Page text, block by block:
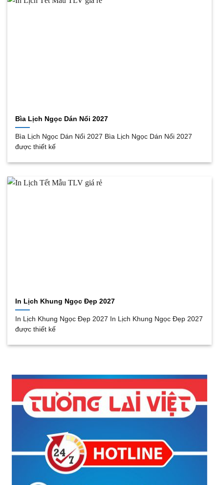
Bìa Lịch Ngọc Dán Nổi 2027
Bìa Lịch Ngọc Dán Nổi 2027 Bìa Lịch Ngọc Dán Nổi 2027
được thiết kế
In Lịch Khung Ngọc Đẹp 2027
In Lịch Khung Ngọc Đẹp 2027 In Lịch Khung Ngọc Đẹp 2027
được thiết kế